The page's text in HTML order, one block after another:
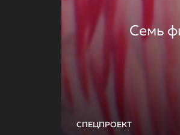
СПЕЦПРОЕКТ
Семь